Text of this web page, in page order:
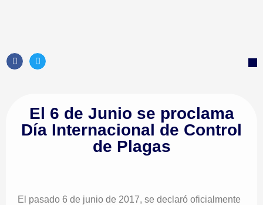
El 6 de Junio se proclama
Día Internacional de Control
de Plagas
El pasado 6 de junio de 2017, se declaró oficialmente